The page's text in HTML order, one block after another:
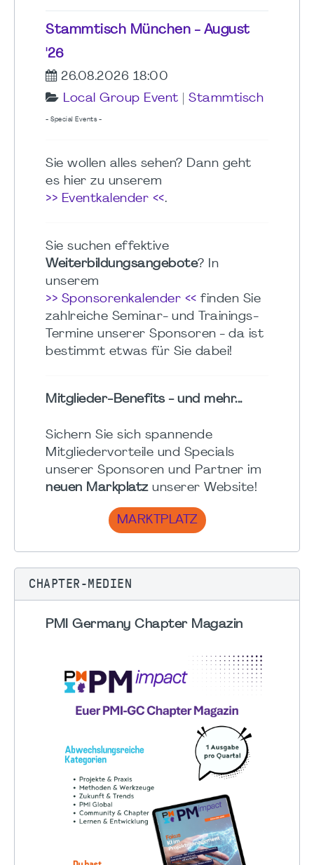
Stammtisch München - August
'26
26.08.2026 18:00
Local Group Event
Stammtisch
- Special Events -
Sie wollen alles sehen? Dann geht
es hier zu unserem
>> Eventkalender <<.
Sie suchen effektive
Weiterbildungsangebote? In
unserem
>> Sponsorenkalender << finden Sie
zahlreiche Seminar- und Trainings-
Termine unserer Sponsoren - da ist
bestimmt etwas für Sie dabei!
Mitglieder-Benefits - und mehr...
Sichern Sie sich spannende
Mitgliedervorteile und Specials
unserer Sponsoren und Partner im
neuen Markplatzunserer Website!
MARKTPLATZ
CHAPTER-MEDIEN
PMI Germany Chapter Magazin